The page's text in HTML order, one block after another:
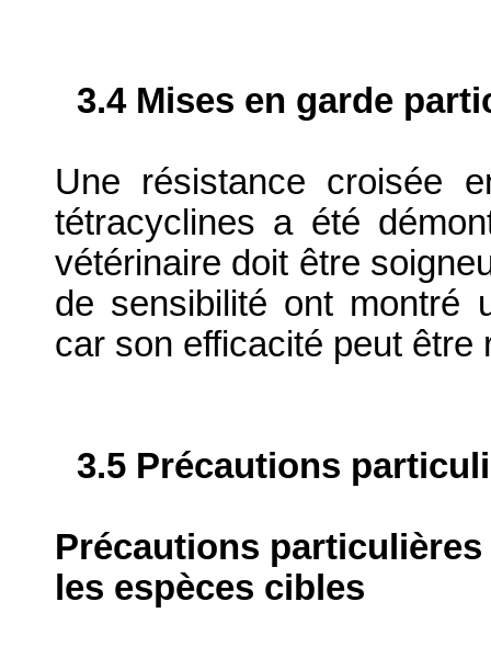
3.4 Mises en garde
Une résistance croisée
tétracyclines a été
vétérinaire doit être
de sensibilité ont montré
car son efficacité peut être
3.5 Précautions
Précautions
les espèces cibles